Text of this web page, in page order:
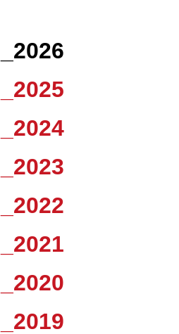
_2026
_2025
_2024
_2023
_2022
_2021
_2020
_2019